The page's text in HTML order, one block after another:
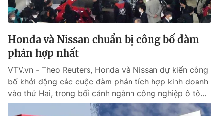
Giấy phép hoạt động báo in và báo điện tử số 483/GP-BTTTT
cấp ngày 29/12/2023
Tổng Biên tập:Vũ Thanh Thủy
Phó Tổng Biên tập:Nguyễn Thị Mỹ Hạnh, Phạm Quốc Thắng,
Nguyễn Trọng Ninh
024.38 355 931 - 024.38 355 932
Ðiện thoại Thời báo VTV: 024.66 897 897
Email:toasoan@vtv.vn
Liên hệ quảng cáo:024-7300.7108
Honda và Nissan chuẩn bị công bố đàm
phán hợp nhất
VTV.vn - Theo Reuters, Honda và Nissan dự kiến công
bố khởi động các cuộc đàm phán tích hợp kinh doanh
vào thứ Hai, trong bối cảnh ngành công nghiệp ô tô...